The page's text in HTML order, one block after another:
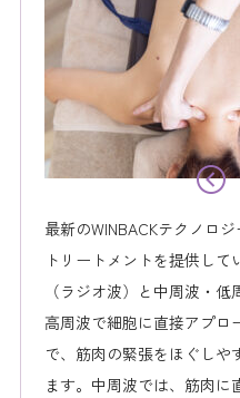
最新のWINBACKテクノロ
トリートメントを提供し
（ラジオ波）と中周波・低
高周波で細胞に直接アプロ
で、筋肉の緊張をほぐしや
ます。中周波では、筋肉